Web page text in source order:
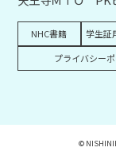
NHC書籍 学生証
プライバシー
©